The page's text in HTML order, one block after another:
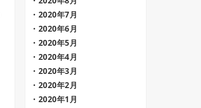
2020年7月
2020年6月
2020年5月
2020年4月
2020年3月
2020年2月
2020年1月